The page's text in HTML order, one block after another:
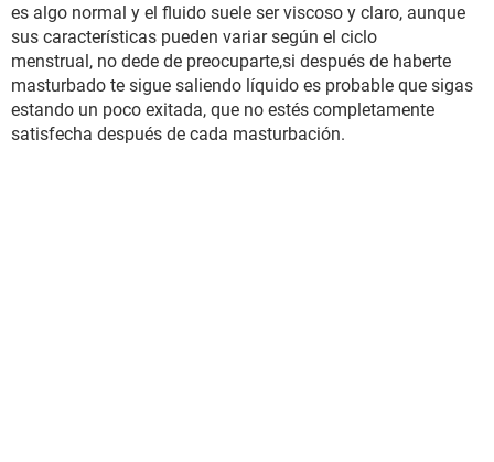
es algo normal y el fluido suele ser viscoso y claro, aunque
sus características pueden variar según el ciclo
menstrual, no dede de preocuparte,si después de haberte
masturbado te sigue saliendo líquido es probable que sigas
estando un poco exitada, que no estés completamente
satisfecha después de cada masturbación.